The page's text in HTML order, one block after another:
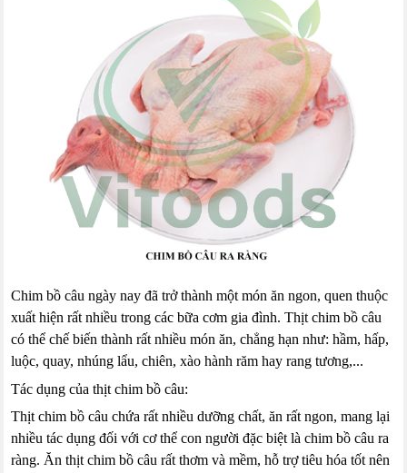
Chim bồ câu ngày nay đã trở thành một món ăn ngon, quen thuộc
xuất hiện rất nhiều trong các bữa cơm gia đình. Thịt chim bồ câu
có thể chế biến thành rất nhiều món ăn, chẳng hạn như: hầm, hấp,
luộc, quay, nhúng lẩu, chiên, xào hành răm hay rang tương,...
Tác dụng của thịt chim bồ câu:
Thịt chim bồ câu chứa rất nhiều dưỡng chất, ăn rất ngon, mang lại
nhiều tác dụng đối với cơ thể con người đặc biệt là chim bồ câu ra
ràng. Ăn thịt chim bồ câu rất thơm và mềm, hỗ trợ tiêu hóa tốt nên